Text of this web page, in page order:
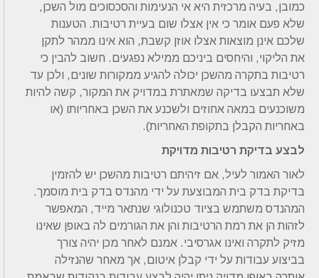
כמובן, בעיה מרכזית היא אי הנעימות והסכסוכים מול השכן,
שלא פעם אומר כי אין אצלו שום בעיית רטיבות. הטענות
שלכם אינן מוצאות אצלו אוזן קשבת, הוא אינו ממהר לתקן
את הליקוי, והיחסים ביניכם ממילא נפגעים. חשוב להבין כי
רטיבות בתקרה מהשכן יכולה להגיע ממקורות שונים, ולכן עד
שלא תבצעו בדיקה שמאתרת במדויק את המקור, קשה להיות
משוכנעים במאה אחוזים ולשכנע את השכן באחריותו (או
באחריות הקבלן בתקופת האחריות).
לבצע בדיקת רטיבות מדויקת
לאור האמור לעיל, אם זיהיתם רטיבות מהשכן יש להזמין
בדיקת בדק בית המבוצעת על ידי מהנדס בדק בית מוסמך.
המהנדס משתמש בציוד טכנולוגי שנתאר מייד, המאפשר
לזהות הן את רמת הרטיבות והן את הגורמים לה באופן שאינו
מזיק לתקרה ואינו אגרסיבי. אמנם לאחר מכן יהיה צורך
בביצוע עבודות על ידי קבלן איטום, אך מאחר שהנזילה